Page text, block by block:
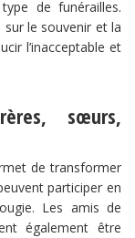
de funérailles.
sur le souvenir et la
l’inacceptable et
sœurs,
de transformer
participer en
Les amis de
également être